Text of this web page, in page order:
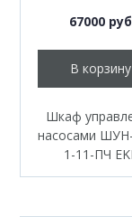
67000 руб
В корзину
Шкаф
насосами
1-11-ПЧ